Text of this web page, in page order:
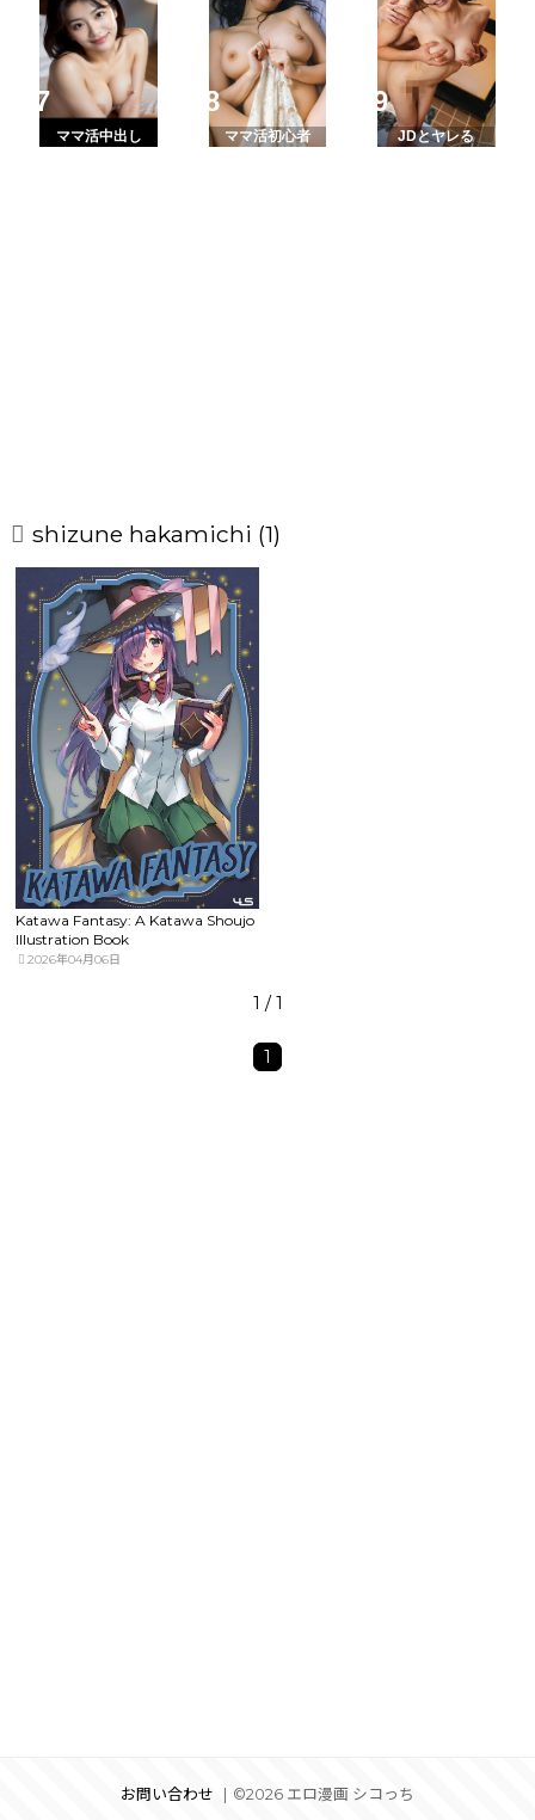
ママ活中出し ママ活初心者 JDとヤレる
shizune hakamichi (1)
Katawa Fantasy: A Katawa Shoujo
Illustration Book
2026年04月06日
1 / 1
1
お問い合わせ ©2026 エロ漫画 シコっち